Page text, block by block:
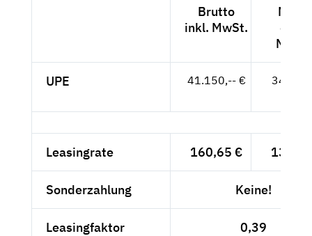
Brutto
inkl. MwSt.
Netto
exkl.
MwSt.
UPE 41.150,-- €
Leasingrate 160,65 € 135,--
Sonderzahlung Keine!
Leasingfaktor 0,39